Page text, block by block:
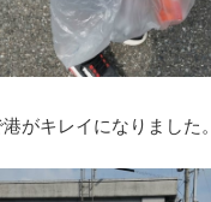
がキレイになりました。